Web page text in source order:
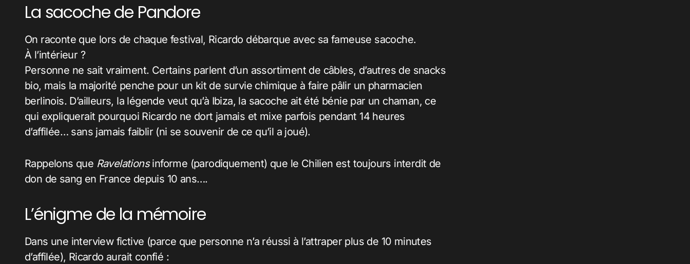
La sacoche de Pandore
On raconte que lors de chaque festival, Ricardo débarque avec sa fameuse sacoche.
À l’intérieur ?
Personne ne sait vraiment. Certains parlent d’un assortiment de câbles, d’autres de snacks
bio, mais la majorité penche pour un kit de survie chimique à faire pâlir un pharmacien
berlinois. D’ailleurs, la légende veut qu’à Ibiza, la sacoche ait été bénie par un chaman, ce
qui expliquerait pourquoi Ricardo ne dort jamais et mixe parfois pendant 14 heures
d’affilée… sans jamais faiblir (ni se souvenir de ce qu’il a joué).
Rappelons que Ravelationsinforme (parodiquement) que le Chilien est toujours interdit de
don de sang en France depuis 10 ans….
L’énigme de la mémoire
Dans une interview fictive (parce que personne n’a réussi à l’attraper plus de 10 minutes
d’affilée), Ricardo aurait confié :